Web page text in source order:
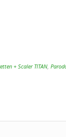
+ Scaler TITAN,